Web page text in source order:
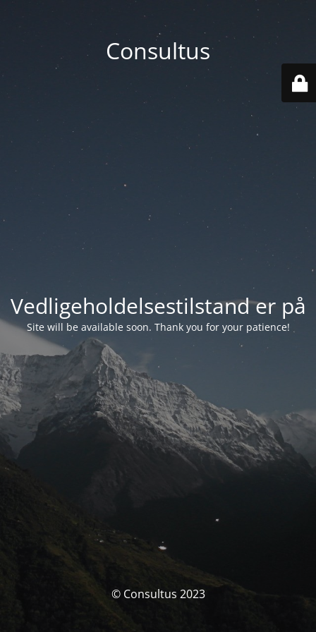
Consultus
Vedligeholdelsestilstand er på
Site will be available soon. Thank you for your patience!
© Consultus 2023